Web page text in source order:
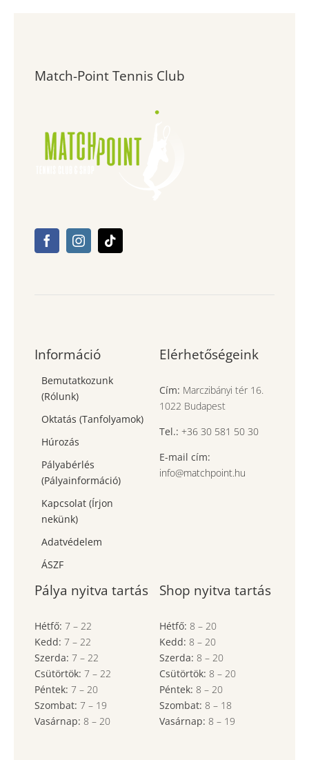
Match-Point Tennis Club
Információ
Bemutatkozunk
(Rólunk)
Oktatás (Tanfolyamok)
Húrozás
Pályabérlés
(Pályainformáció)
Kapcsolat (Írjon
nekünk)
Adatvédelem
ÁSZF
Elérhetőségeink
Cím: Marczibányi tér 16.
1022 Budapest
Tel.: +36 30 581 50 30
E-mail cím:
info@matchpoint.hu
Pálya nyitva tartás
Hétfő: 7 – 22
Kedd: 7 – 22
Szerda: 7 – 22
Csütörtök: 7 – 22
Péntek: 7 – 20
Szombat: 7 – 19
Vasárnap: 8 – 20
Shop nyitva tartás
Hétfő: 8 – 20
Kedd: 8 – 20
Szerda: 8 – 20
Csütörtök: 8 – 20
Péntek: 8 – 20
Szombat: 8 – 18
Vasárnap: 8 – 19